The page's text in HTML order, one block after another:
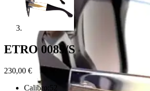
ETRO 0089/S
230,00 €
Calibro:52